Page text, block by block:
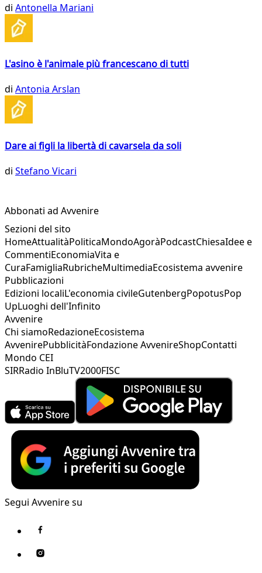
di Antonella Mariani
L'asino è l'animale più francescano di tutti
di Antonia Arslan
Dare ai figli la libertà di cavarsela da soli
di Stefano Vicari
Abbonati ad Avvenire
Sezioni del sito
HomeAttualitàPoliticaMondoAgoràPodcastChiesaIdee e
CommentiEconomiaVita e
CuraFamigliaRubricheMultimediaEcosistema avvenire
Pubblicazioni
Edizioni localiL'economia civileGutenbergPopotusPop
UpLuoghi dell'Infinito
Avvenire
Chi siamoRedazioneEcosistema
AvvenirePubblicitàFondazione AvvenireShopContatti
Mondo CEI
SIRRadio InBluTV2000FISC
Segui Avvenire su